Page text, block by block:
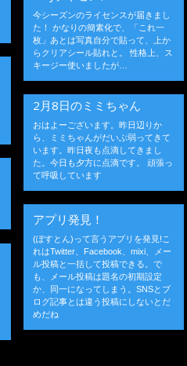
今シーズンのライセンスが届きまし
た！ かなりの簡素化で、「これ一
枚」あとは写真自分で貼って、上か
らクリアシール貼れと。 性格上、ス
キージー使いましたが…
2月8日のミミちゃん
おはよーございます。昨日辺りか
ら、ミミちゃんがだいぶ弱ってきて
います。昨日夜も点滴してきまし
た。今日も夕方に点滴です。 頑張っ
て呼吸しています
アプリ発見！
(ぽすとん)って言うアプリを発見!こ
れはTwitter、Facebook、mixi、メー
ル投稿と一括して投稿できる。で
も、メール投稿は題名の初期設定
か、同一になってしまう。SNSとブ
ログ記事とは違う投稿にしないとだ
めだね